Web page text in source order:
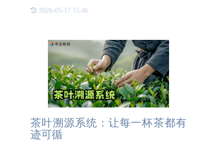
患。因此，化妆品的防伪工作显得尤为重要和必要。
2026-05-17 15:46
茶叶溯源系统：让每一杯茶都有
迹可循